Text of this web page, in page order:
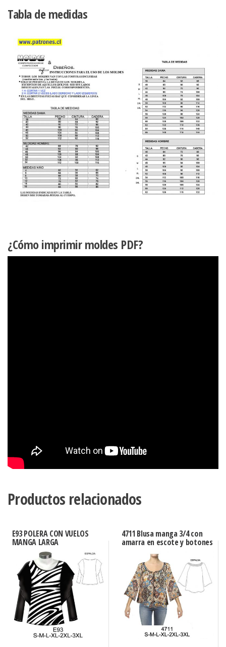
OVERSIZE
Tabla de medidas
¿Cómo imprimir moldes PDF?
Productos relacionados
E93 POLERA CON VUELOS
MANGA LARGA
4711 Blusa manga 3/4 con
amarra en escote y botones